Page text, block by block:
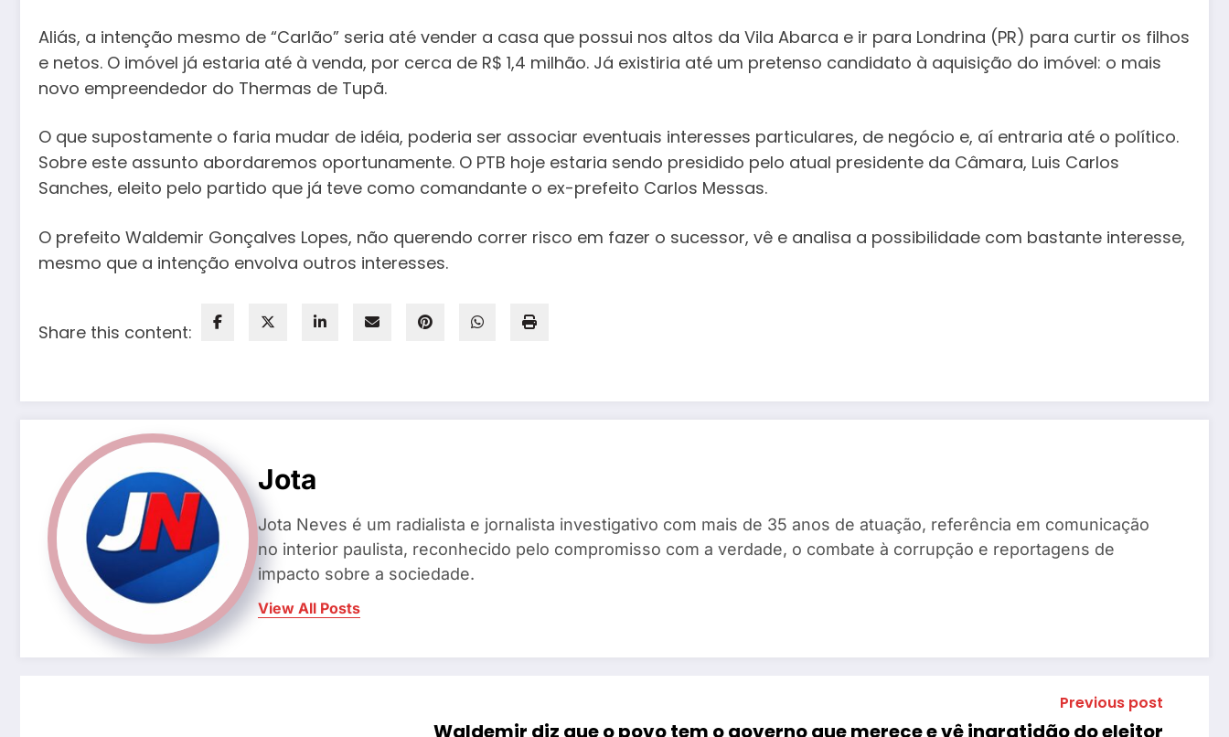
Aliás, a intenção mesmo de “Carlão” seria até vender a casa que possui nos altos da Vila Abarca e ir para Londrina (PR) para curtir os filhos
e netos. O imóvel já estaria até à venda, por cerca de R$ 1,4 milhão. Já existiria até um pretenso candidato à aquisição do imóvel: o mais
novo empreendedor do Thermas de Tupã.
O que supostamente o faria mudar de idéia, poderia ser associar eventuais interesses particulares, de negócio e, aí entraria até o político.
Sobre este assunto abordaremos oportunamente. O PTB hoje estaria sendo presidido pelo atual presidente da Câmara, Luis Carlos
Sanches, eleito pelo partido que já teve como comandante o ex-prefeito Carlos Messas.
O prefeito Waldemir Gonçalves Lopes, não querendo correr risco em fazer o sucessor, vê e analisa a possibilidade com bastante interesse,
mesmo que a intenção envolva outros interesses.
Share this content:
Jota
Jota Neves é um radialista e jornalista investigativo com mais de 35 anos de atuação, referência em comunicação
no interior paulista, reconhecido pelo compromisso com a verdade, o combate à corrupção e reportagens de
impacto sobre a sociedade.
View All Posts
Previous post
Waldemir diz que o povo tem o governo que merece e vê ingratidão do eleitor